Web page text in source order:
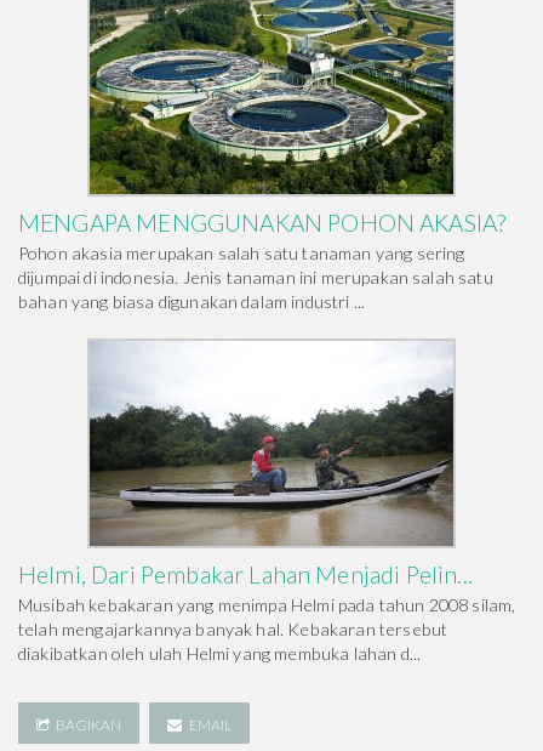
MENGAPA MENGGUNAKAN POHON AKASIA?
Pohon akasia merupakan salah satu tanaman yang sering
dijumpai di indonesia. Jenis tanaman ini merupakan salah satu
bahan yang biasa digunakan dalam industri ...
Helmi, Dari Pembakar Lahan Menjadi Pelin...
Musibah kebakaran yang menimpa Helmi pada tahun 2008 silam,
telah mengajarkannya banyak hal. Kebakaran tersebut
diakibatkan oleh ulah Helmi yang membuka lahan d...
BAGIKAN EMAIL